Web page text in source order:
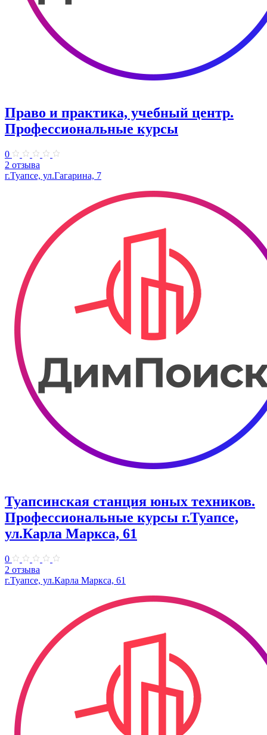
Право и практика, учебный центр.
Профессиональные курсы
0
2 отзыва
г.Туапсе, ул.Гагарина, 7
Туапсинская станция юных техников.
Профессиональные курсы г.Туапсе,
ул.Карла Маркса, 61
0
2 отзыва
г.Туапсе, ул.Карла Маркса, 61